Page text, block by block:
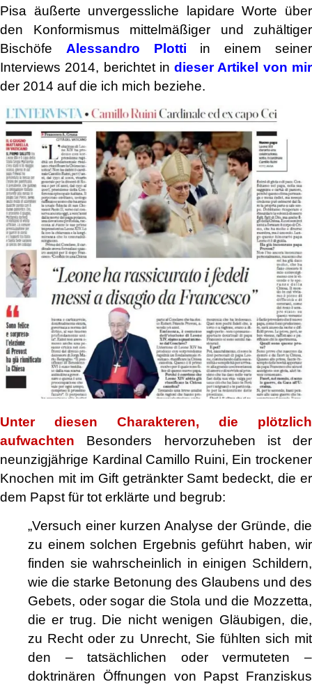
Pisa äußerte unvergessliche lapidare Worte über
den Konformismus mittelmäßiger und zuhältiger
Bischöfe Alessandro Plotti
in einem seiner
Interviews 2014, berichtet in dieser Artikel von mir
der 2014 auf die ich mich beziehe.
Unter diesen Charakteren, die plötzlich
aufwachten Besonders hervorzuheben ist der
neunzigjährige Kardinal Camillo Ruini, Ein trockener
Knochen mit im Gift getränkter Samt bedeckt, die er
dem Papst für tot erklärte und begrub:
„Versuch einer kurzen Analyse der Gründe, die
zu einem solchen Ergebnis geführt haben, wir
finden sie wahrscheinlich in einigen Schildern,
wie die starke Betonung des Glaubens und des
Gebets, oder sogar die Stola und die Mozzetta,
die er trug. Die nicht wenigen Gläubigen, die,
zu Recht oder zu Unrecht, Sie fühlten sich mit
den – tatsächlichen oder vermuteten –
doktrinären Öffnungen von Papst Franziskus